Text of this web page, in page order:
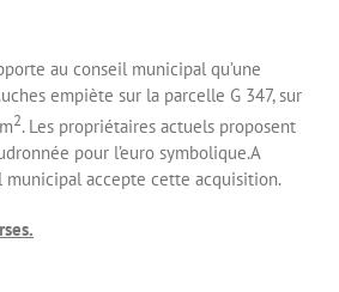
au conseil municipal qu’une
empiète sur la parcelle G 347, sur
2. Les propriétaires actuels proposent
pour l’euro symbolique.A
municipal accepte cette acquisition.